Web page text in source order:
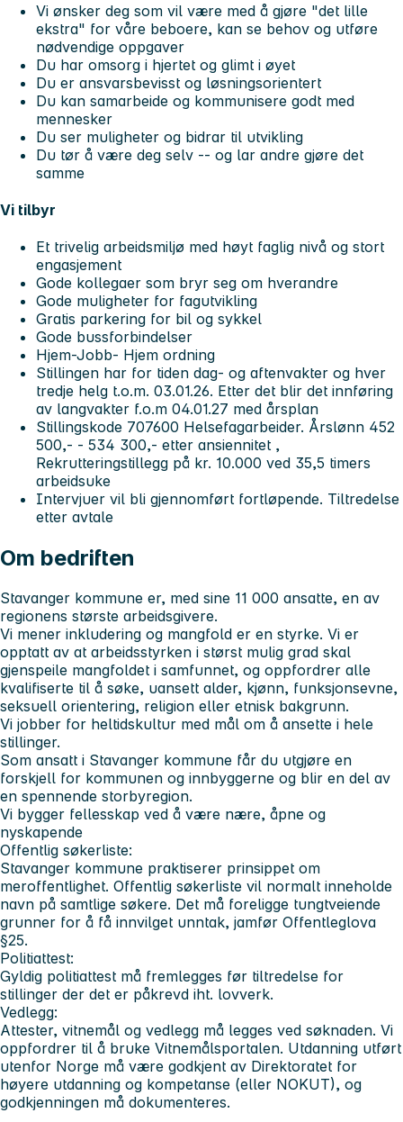
Vi ønsker deg som vil være med å gjøre "det lille
ekstra" for våre beboere, kan se behov og utføre
nødvendige oppgaver
Du har omsorg i hjertet og glimt i øyet
Du er ansvarsbevisst og løsningsorientert
Du kan samarbeide og kommunisere godt med
mennesker
Du ser muligheter og bidrar til utvikling
Du tør å være deg selv -- og lar andre gjøre det
samme
Vi tilbyr
Et trivelig arbeidsmiljø med høyt faglig nivå og stort
engasjement
Gode kollegaer som bryr seg om hverandre
Gode muligheter for fagutvikling
Gratis parkering for bil og sykkel
Gode bussforbindelser
Hjem-Jobb- Hjem ordning
Stillingen har for tiden dag- og aftenvakter og hver
tredje helg t.o.m. 03.01.26. Etter det blir det innføring
av langvakter f.o.m 04.01.27 med årsplan
Stillingskode 707600 Helsefagarbeider. Årslønn 452
500,- - 534 300,- etter ansiennitet ,
Rekrutteringstillegg på kr. 10.000 ved 35,5 timers
arbeidsuke
Intervjuer vil bli gjennomført fortløpende. Tiltredelse
etter avtale
Om bedriften
Stavanger kommune er, med sine 11 000 ansatte, en av
regionens største arbeidsgivere.
Vi mener inkludering og mangfold er en styrke. Vi er
opptatt av at arbeidsstyrken i størst mulig grad skal
gjenspeile mangfoldet i samfunnet, og oppfordrer alle
kvalifiserte til å søke, uansett alder, kjønn, funksjonsevne,
seksuell orientering, religion eller etnisk bakgrunn.
Vi jobber for heltidskultur med mål om å ansette i hele
stillinger.
Som ansatt i Stavanger kommune får du utgjøre en
forskjell for kommunen og innbyggerne og blir en del av
en spennende storbyregion.
Vi bygger fellesskap ved å være nære, åpne og
nyskapende
Offentlig søkerliste:
Stavanger kommune praktiserer prinsippet om
meroffentlighet. Offentlig søkerliste vil normalt inneholde
navn på samtlige søkere. Det må foreligge tungtveiende
grunner for å få innvilget unntak, jamfør Offentleglova
§25.
Politiattest:
Gyldig politiattest må fremlegges før tiltredelse for
stillinger der det er påkrevd iht. lovverk.
Vedlegg:
Attester, vitnemål og vedlegg må legges ved søknaden. Vi
oppfordrer til å bruke Vitnemålsportalen. Utdanning utført
utenfor Norge må være godkjent av Direktoratet for
høyere utdanning og kompetanse (eller NOKUT), og
godkjenningen må dokumenteres.